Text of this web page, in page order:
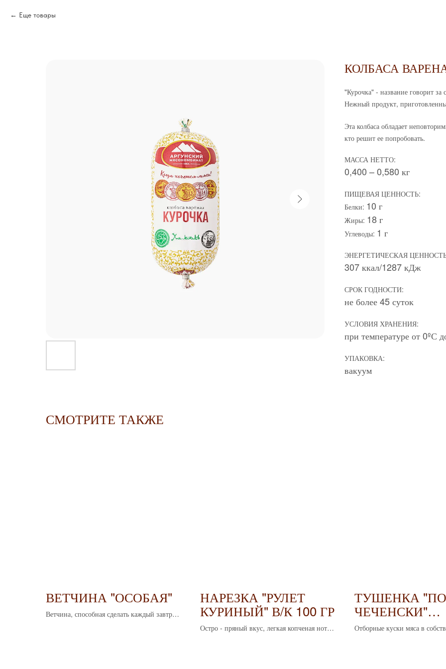
Еще товары
КОЛБАСА
"Курочка" - название говорит за
Нежный продукт,
Эта колбаса обладает
кто решит ее попробовать.
МАССА НЕТТО:
0,400 – 0,580 кг
ПИЩЕВАЯ ЦЕННОСТЬ:
Белки: 10 г
Жиры: 18 г
Углеводы: 1 г
ЭНЕРГЕТИЧЕСКАЯ
307 ккал/1287 кДж
СРОК ГОДНОСТИ:
не более 45 суток
УСЛОВИЯ ХРАНЕНИЯ:
при температуре от 0ºС
УПАКОВКА:
вакуум
СМОТРИТЕ ТАКЖЕ
ВЕТЧИНА "ОСОБАЯ"
Ветчина, способная сделать каждый завтрак
НАРЕЗКА "РУЛЕТ
КУРИНЫЙ" В/К 100 ГР
Остро - пряный вкус, легкая копченая нотка
ТУШЕНКА
ЧЕЧЕНСКИ"
(ГОВЯЖЬЯ)
Отборные куски мяса в